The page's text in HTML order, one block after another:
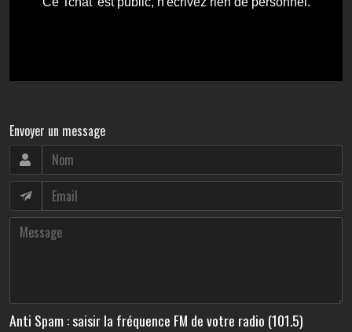
Envoyer un message
Anti Spam : saisir la fréquence FM de votre radio (101.5)